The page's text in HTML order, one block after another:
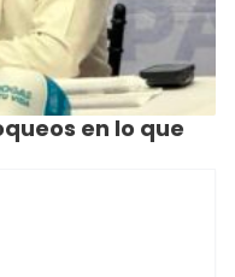
en lo que